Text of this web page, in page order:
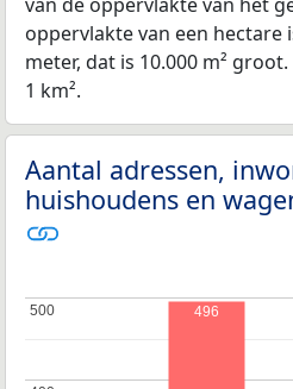
oppervlakte van een hectare
meter, dat is 10.000 m²
1 km².
Aantal adressen,
huishoudens en
500
500 496